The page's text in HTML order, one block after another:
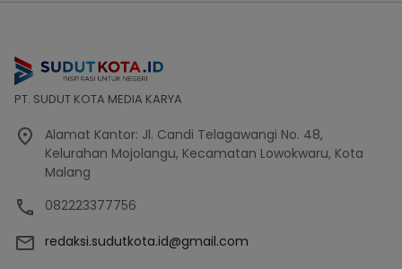
PT. SUDUT KOTA MEDIA KARYA
Alamat Kantor: Jl. Candi Telagawangi No. 48,
Kelurahan Mojolangu, Kecamatan Lowokwaru, Kota
Malang
082223377756
redaksi.sudutkota.id@gmail.com